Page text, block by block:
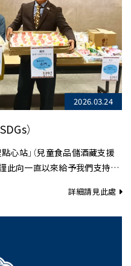
2026.03.24
）
心站」（兒童食品儲酒藏支援
此向一直以來給予我們支持與
詳細請見此處